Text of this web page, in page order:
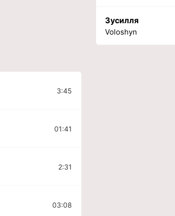
3:45
01:41
2:31
03:08
Зусилля
Voloshyn